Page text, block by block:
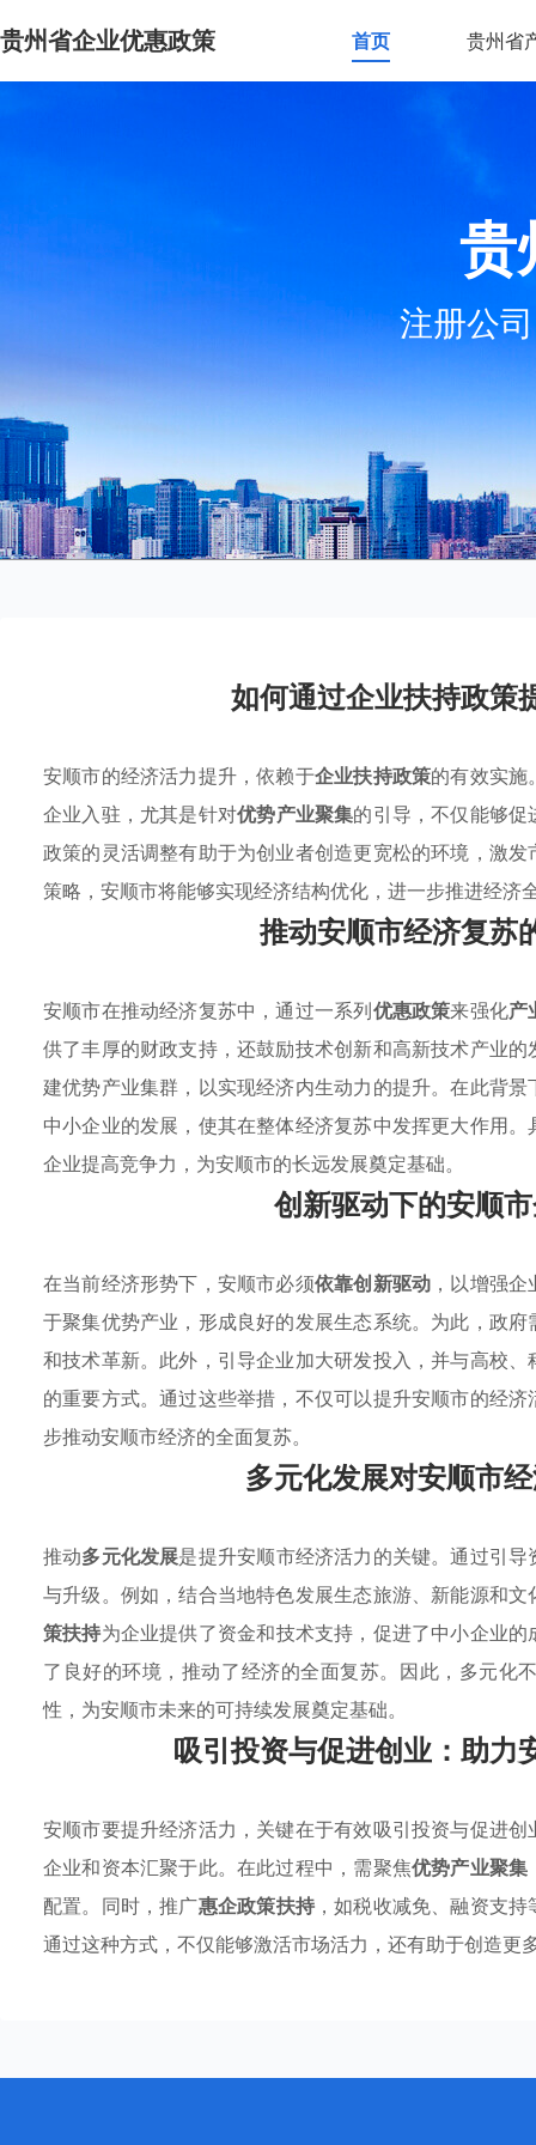
贵州省企业优惠政策 首页 贵州省
贵
注册公
如何通过企业扶持政策
安顺市的经济活力提升，依赖于企业扶持政策的有效实施
企业入驻，尤其是针对优势产业聚集的引导，不仅能够
政策的灵活调整有助于为创业者创造更宽松的环境，激
策略，安顺市将能够实现经济结构优化，进一步推进经济
推动安顺市经济复苏
安顺市在推动经济复苏中，通过一系列优惠政策来强化产
供了丰厚的财政支持，还鼓励技术创新和高新技术产业
建优势产业集群，以实现经济内生动力的提升。在此背
中小企业的发展，使其在整体经济复苏中发挥更大作用
企业提高竞争力，为安顺市的长远发展奠定基础。
创新驱动下的安顺
在当前经济形势下，安顺市必须依靠创新驱动 ，以增强
于聚集优势产业，形成良好的发展生态系统。为此，政府
和技术革新。此外，引导企业加大研发投入，并与高校
的重要方式。通过这些举措，不仅可以提升安顺市的经
步推动安顺市经济的全面复苏。
多元化发展对安顺市
推动多元化发展是提升安顺市经济活力的关键。通过引
与升级。例如，结合当地特色发展生态旅游、新能源和
策扶持为企业提供了资金和技术支持，促进了中小企业
了良好的环境，推动了经济的全面复苏。因此，多元化
性，为安顺市未来的可持续发展奠定基础。
吸引投资与促进创业：助力
安顺市要提升经济活力，关键在于有效吸引投资与促进创
企业和资本汇聚于此。在此过程中，需聚焦优势产业聚集
配置。同时，推广惠企政策扶持，如税收减免、融资支
通过这种方式，不仅能够激活市场活力，还有助于创造